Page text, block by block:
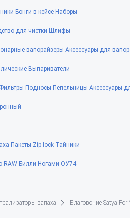
Бонги в кейсе Наборы
для чистки Шлифы
вапорайзеры Аксессуары для
Выпариватели
Подносы Пепельницы Аксессуары
Пакеты Zip-lock Тайники
RAW Билли Ногами ОУ74
запаха Благовоние Satya For